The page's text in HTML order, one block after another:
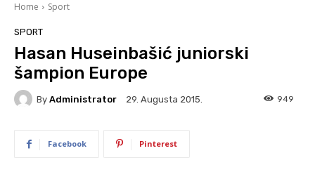
Home Sport
SPORT
Hasan Huseinbašić juniorski
šampion Europe
By Administrator 29. Augusta 2015. 949
Facebook Pinterest